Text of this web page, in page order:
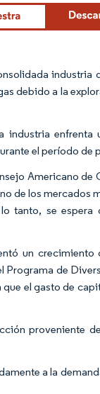
industria
debido a la
enfrenta
el período de
Americano de
de los mercados
tanto, se espera
un crecimiento
Programa de
el gasto de
proveniente
a la